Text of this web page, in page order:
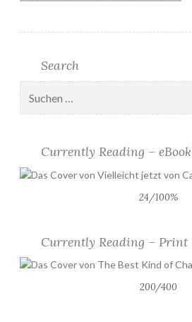
Search
nach:
Currently Reading – eBook
24/100%
Currently Reading – Print
200/400